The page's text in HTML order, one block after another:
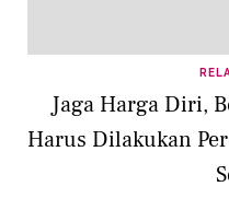
Jaga Harga Diri,
Harus Dilakukan